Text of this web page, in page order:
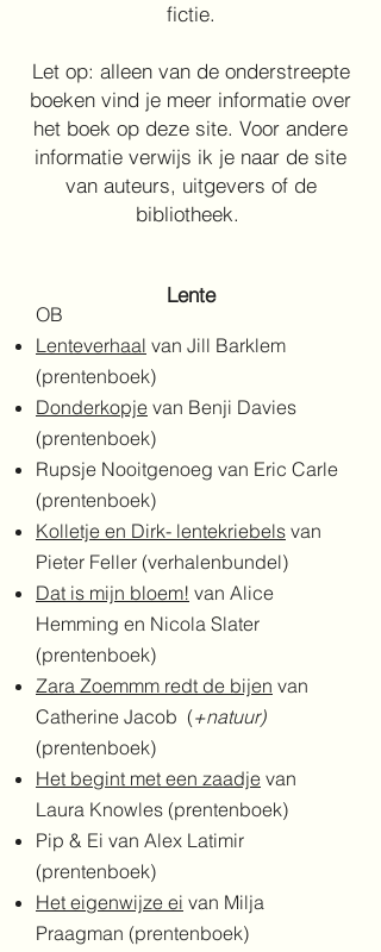
fictie.
Let op: alleen van de onderstreepte
boeken vind je meer informatie over
het boek op deze site. Voor andere
informatie verwijs ik je naar de site
van auteurs, uitgevers of de
bibliotheek.
Lente
OB
Lenteverhaal van Jill Barklem
(prentenboek)
Donderkopje van Benji Davies
(prentenboek)
Rupsje Nooitgenoeg van Eric Carle
(prentenboek)
Kolletje en Dirk- lentekriebels van
Pieter Feller (verhalenbundel)
Dat is mijn bloem! van Alice
Hemming en Nicola Slater
(prentenboek)
Zara Zoemmm redt de bijen van
Catherine Jacob (+natuur)
(prentenboek)
Het begint met een zaadje van
Laura Knowles (prentenboek)
Pip & Ei van Alex Latimir
(prentenboek)
Het eigenwijze ei van Milja
Praagman (prentenboek)